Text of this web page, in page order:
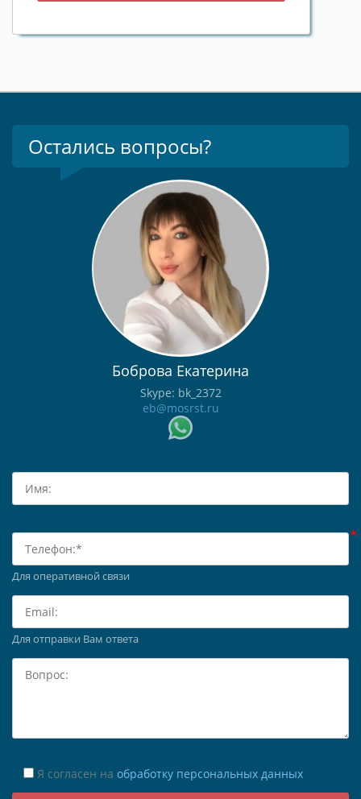
Остались вопросы?
Боброва Екатерина
Skype: bk_2372
eb@mosrst.ru
Для оперативной связи
Для отправки Вам ответа
Я согласен на обработку персональных данных